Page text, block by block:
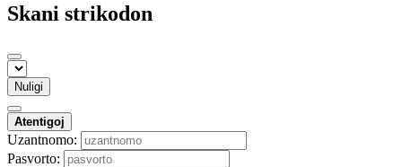
Skani strikodon
Nuligi
Atentigoj
Uzantnomo:
Pasvorto: